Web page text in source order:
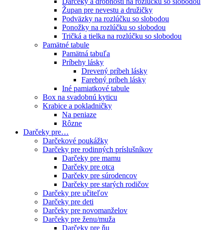
Župan pre nevestu a družičky
Podväzky na rozlúčku so slobodou
Ponožky na rozlúčku so slobodou
Tričká a tielka na rozlúčku so slobodou
Pamätné tabule
Pamätná tabuľa
Príbehy lásky
Drevený príbeh lásky
Farebný príbeh lásky
Iné pamiatkové tabule
Box na svadobnú kyticu
Krabice a pokladničky
Na peniaze
Rôzne
Darčeky pre…
Darčekové poukážky
Darčeky pre rodinných príslušníkov
Darčeky pre mamu
Darčeky pre otca
Darčeky pre súrodencov
Darčeky pre starých rodičov
Darčeky pre učiteľov
Darčeky pre deti
Darčeky pre novomanželov
Darčeky pre ženu/muža
Darčeky pre ňu